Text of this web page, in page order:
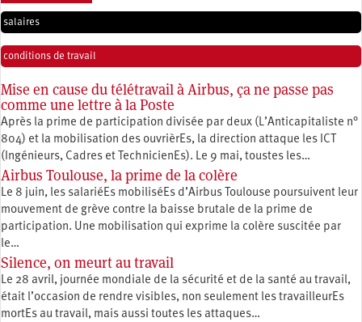
salaires
conditions de travail
Mise en cause du télétravail à Airbus, ça ne passe pas
comme une lettre à la Poste
Après la prime de participation divisée par deux (L’Anticapitaliste n°
804) et la mobilisation des ouvrièrEs, la direction attaque les ICT
(Ingénieurs, Cadres et TechnicienEs). Le 9 mai, toustes les…
Airbus Toulouse, la prime de la colère
Le 8 juin, les salariéEs mobiliséEs d’Airbus Toulouse poursuivent leur
mouvement de grève contre la baisse brutale de la prime de
participation. Une mobilisation qui exprime la colère suscitée par
le…
Silence, on meurt au travail
Le 28 avril, journée mondiale de la sécurité et de la santé au travail,
était l’occasion de rendre visibles, non seulement les travailleurEs
mortEs au travail, mais aussi toutes les attaques…